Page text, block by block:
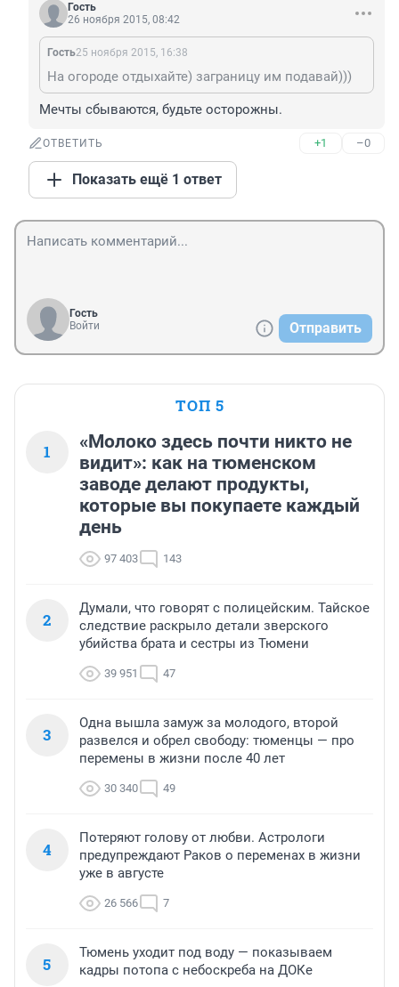
Гость
26 ноября 2015, 08:42
Гость25 ноября 2015, 16:38
На огороде отдыхайте) заграницу им подавай)))
Мечты сбываются, будьте осторожны.
ОТВЕТИТЬ +1 –0
Показать ещё 1 ответ
Гость
Войти
Отправить
ТОП 5
1
«Молоко здесь почти никто не
видит»: как на тюменском
заводе делают продукты,
которые вы покупаете каждый
день
97 403 143
2
Думали, что говорят с полицейским. Тайское
следствие раскрыло детали зверского
убийства брата и сестры из Тюмени
39 951 47
3
Одна вышла замуж за молодого, второй
развелся и обрел свободу: тюменцы — про
перемены в жизни после 40 лет
30 340 49
4
Потеряют голову от любви. Астрологи
предупреждают Раков о переменах в жизни
уже в августе
26 566 7
5
Тюмень уходит под воду — показываем
кадры потопа с небоскреба на ДОКе